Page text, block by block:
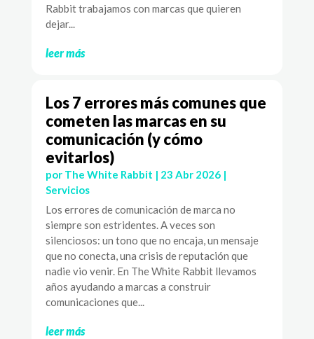
Rabbit trabajamos con marcas que quieren
dejar...
leer más
Los 7 errores más comunes que
cometen las marcas en su
comunicación (y cómo
evitarlos)
por The White Rabbit | 23 Abr 2026|
Servicios
Los errores de comunicación de marca no
siempre son estridentes. A veces son
silenciosos: un tono que no encaja, un mensaje
que no conecta, una crisis de reputación que
nadie vio venir. En The White Rabbit llevamos
años ayudando a marcas a construir
comunicaciones que...
leer más